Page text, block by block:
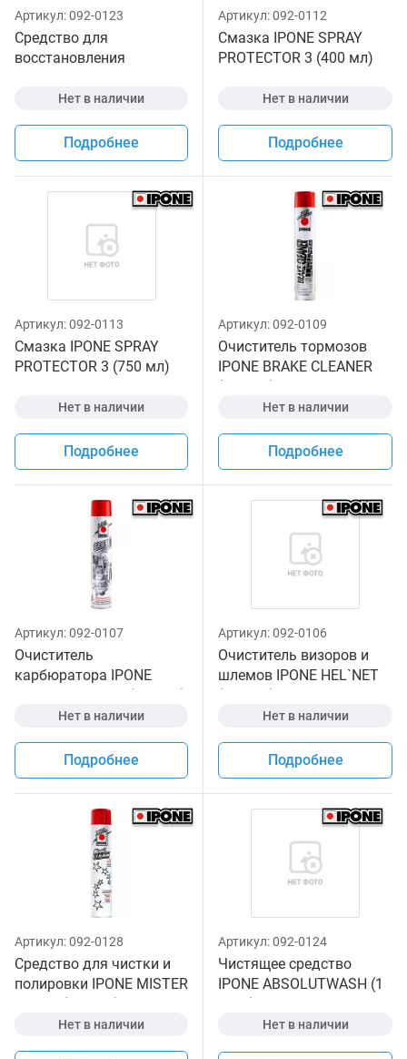
Артикул:092-0123
Средство для
восстановления
RENOVATOR (750 мл) для
Нет в наличии
Подробнее
Артикул:092-0112
Смазка IPONE SPRAY
PROTECTOR 3 (400 мл)
Нет в наличии
Подробнее
Артикул:092-0113
Смазка IPONE SPRAY
PROTECTOR 3 (750 мл)
Нет в наличии
Подробнее
Артикул:092-0109
Очиститель тормозов
IPONE BRAKE CLEANER
(750 мл) для
мототехники
Нет в наличии
Подробнее
Артикул:092-0107
Очиститель
карбюратора IPONE
CARBU CLEANER (750 мл)
для мотоциклов
Нет в наличии
Подробнее
Артикул:092-0106
Очиститель визоров и
шлемов IPONE HEL`NET
(250 мл) для
мотошлемов
Нет в наличии
Подробнее
Артикул:092-0128
Средство для чистки и
полировки IPONE MISTER
CLEAN (750 мл) для
мототехники
Нет в наличии
Артикул:092-0124
Чистящее средство
IPONE ABSOLUTWASH (1
литр) для мотоциклов
Нет в наличии